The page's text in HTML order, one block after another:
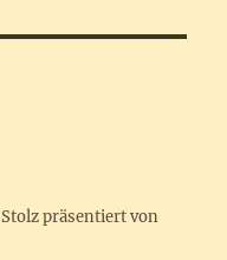
Stolz präsentiert von